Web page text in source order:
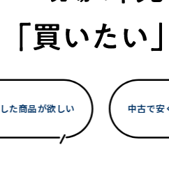
廃番した商品が欲しい